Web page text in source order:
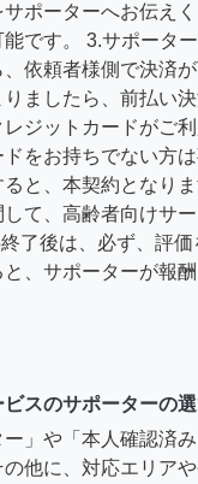
ポーターへお伝え
です。 3.サポータ
、依頼者様側で決済
ましたら、前払い決
ジットカードがご利
をお持ちでない方
と、本契約となり
て、高齢者向けサ
了後は、必ず、評
、サポーターが報
スのサポーターの
ー」や「本人確認済
他に、対応エリア